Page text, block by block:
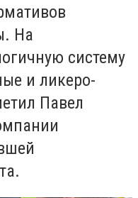
На
систему
и ликеро-
Павел